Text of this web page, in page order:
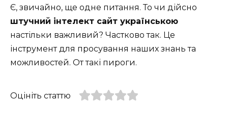
Є, звичайно, ще одне питання. То чи дійсно
штучний інтелект сайт українською
настільки важливий? Частково так. Це
інструмент для просування наших знань та
можливостей. От такі пироги.
Оцініть статтю